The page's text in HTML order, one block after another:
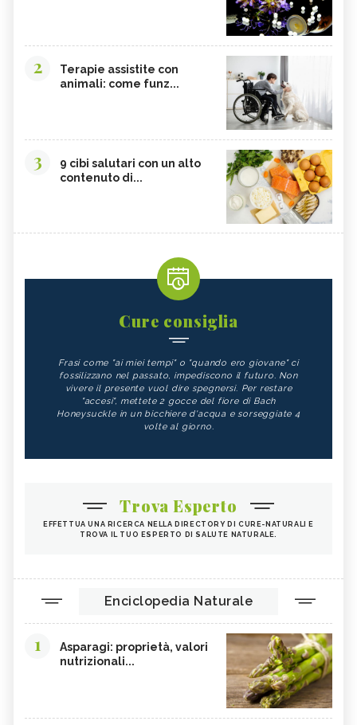
2
Terapie assistite con
animali: come funz...
3
9 cibi salutari con un alto
contenuto di...
Cure consiglia
Frasi come "ai miei tempi" o "quando ero giovane" ci
fossilizzano nel passato, impediscono il futuro. Non
vivere il presente vuol dire spegnersi. Per restare
"accesi", mettete 2 gocce del fiore di Bach
Honeysuckle in un bicchiere d'acqua e sorseggiate 4
volte al giorno.
Trova Esperto
EFFETTUA UNA RICERCA NELLA DIRECTORY DI CURE-NATURALI E
TROVA IL TUO ESPERTO DI SALUTE NATURALE.
Enciclopedia Naturale
1
Asparagi: proprietà, valori
nutrizionali...